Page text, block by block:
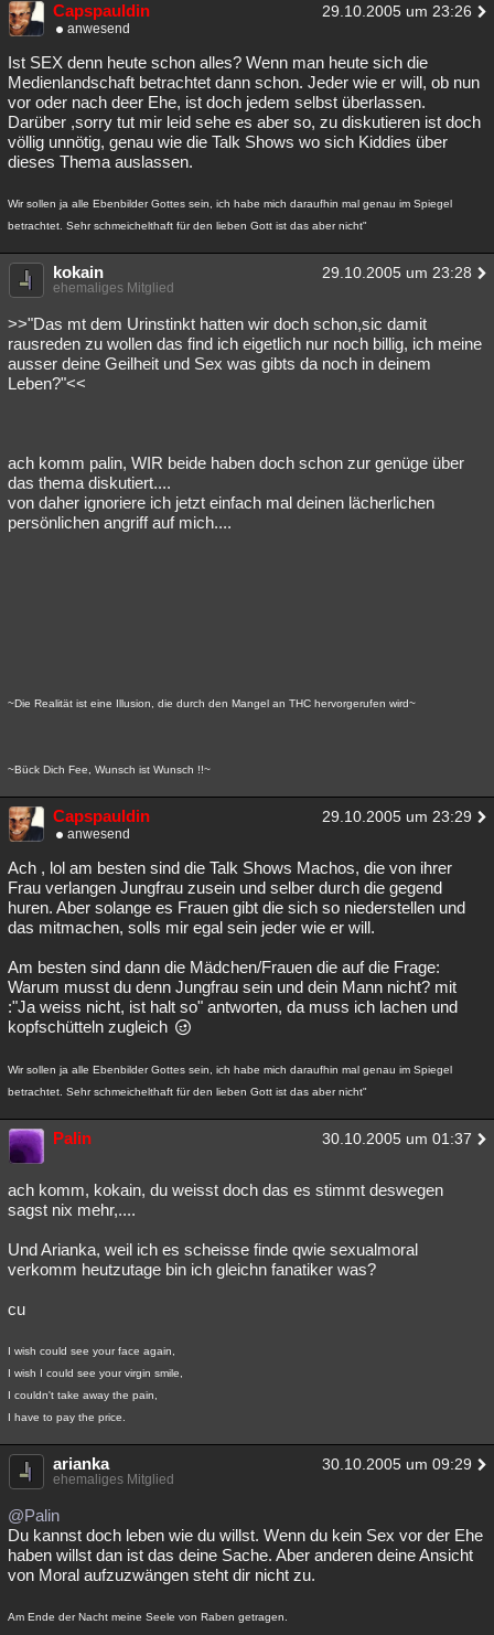
Capspauldin 29.10.2005 um 23:26
anwesend
Ist SEX denn heute schon alles? Wenn man heute sich die
Medienlandschaft betrachtet dann schon. Jeder wie er will, ob nun
vor oder nach deer Ehe, ist doch jedem selbst überlassen.
Darüber ,sorry tut mir leid sehe es aber so, zu diskutieren ist doch
völlig unnötig, genau wie die Talk Shows wo sich Kiddies über
dieses Thema auslassen.
Wir sollen ja alle Ebenbilder Gottes sein, ich habe mich daraufhin mal genau im Spiegel
betrachtet. Sehr schmeichelthaft für den lieben Gott ist das aber nicht"
kokain 29.10.2005 um 23:28
ehemaliges Mitglied
>>"Das mt dem Urinstinkt hatten wir doch schon,sic damit
rausreden zu wollen das find ich eigetlich nur noch billig, ich meine
ausser deine Geilheit und Sex was gibts da noch in deinem
Leben?"<<
ach komm palin, WIR beide haben doch schon zur genüge über
das thema diskutiert....
von daher ignoriere ich jetzt einfach mal deinen lächerlichen
persönlichen angriff auf mich....
~Die Realität ist eine Illusion, die durch den Mangel an THC hervorgerufen wird~
~Bück Dich Fee, Wunsch ist Wunsch !!~
Capspauldin 29.10.2005 um 23:29
anwesend
Ach , lol am besten sind die Talk Shows Machos, die von ihrer
Frau verlangen Jungfrau zusein und selber durch die gegend
huren. Aber solange es Frauen gibt die sich so niederstellen und
das mitmachen, solls mir egal sein jeder wie er will.
Am besten sind dann die Mädchen/Frauen die auf die Frage:
Warum musst du denn Jungfrau sein und dein Mann nicht? mit
:"Ja weiss nicht, ist halt so" antworten, da muss ich lachen und
kopfschütteln zugleich
Wir sollen ja alle Ebenbilder Gottes sein, ich habe mich daraufhin mal genau im Spiegel
betrachtet. Sehr schmeichelthaft für den lieben Gott ist das aber nicht"
Palin 30.10.2005 um 01:37
ach komm, kokain, du weisst doch das es stimmt deswegen
sagst nix mehr,....
Und Arianka, weil ich es scheisse finde qwie sexualmoral
verkomm heutzutage bin ich gleichn fanatiker was?
cu
I wish could see your face again,
I wish I could see your virgin smile,
I couldn't take away the pain,
I have to pay the price.
arianka 30.10.2005 um 09:29
ehemaliges Mitglied
@Palin
Du kannst doch leben wie du willst. Wenn du kein Sex vor der Ehe
haben willst dan ist das deine Sache. Aber anderen deine Ansicht
von Moral aufzuzwängen steht dir nicht zu.
Am Ende der Nacht meine Seele von Raben getragen.